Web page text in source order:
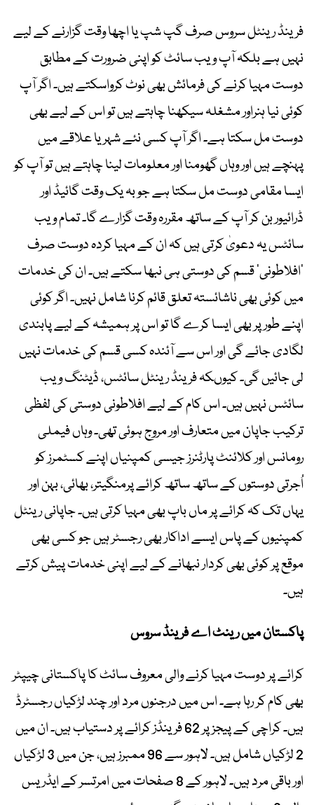
فرینڈ رینٹل سروس صرف گپ شپ یا اچھا وقت گزارنے کے لیے
نہیں ہے بلکہ آپ ویب سائٹ کو اپنی ضرورت کے مطابق
دوست مہیا کرنے کی فرمائش بھی نوٹ کرواسکتے ہیں۔ اگر آپ
کوئی نیا ہنراور مشغلہ سیکھنا چاہتے ہیں تو اس کے لیے بھی
دوست مل سکتا ہے۔ اگر آپ کسی نئے شہر یا علاقے میں
پہنچے ہیں اور وہاں گھومنا اور معلومات لینا چاہتے ہیں تو آپ کو
ایسا مقامی دوست مل سکتا ہے جو بہ یک وقت گائیڈ اور
ڈرائیور بن کر آپ کے ساتھ مقررہ وقت گزارے گا۔ تمام ویب
سائٹس یہ دعویٰ کرتی ہیں کہ ان کے مہیا کردہ دوست صرف
’افلاطونی‘ قسم کی دوستی ہی نبھا سکتے ہیں۔ ان کی خدمات
میں کوئی بھی ناشائستہ تعلق قائم کرنا شامل نہیں۔ اگر کوئی
اپنے طور پر بھی ایسا کرے گا تو اس پر ہمیشہ کے لیے پابندی
لگادی جائے گی اور اس سے آئندہ کسی قسم کی خدمات نہیں
لی جائیں گی۔ کیوںکہ فرینڈ رینٹل سائٹس، ڈیٹنگ ویب
سائٹس نہیں ہیں۔ اس کام کے لیے افلاطونی دوستی کی لفظی
ترکیب جاپان میں متعارف اور مروج ہوئی تھی۔ وہاں فیملی
رومانس اور کلائنٹ پارٹنرز جیسی کمپنیاں اپنے کسٹمرز کو
اُجرتی دوستوں کے ساتھ ساتھ کرائے پرمنگیتر، بھائی، بہن اور
یہاں تک کہ کرائے پر ماں باپ بھی مہیا کرتی ہیں۔ جاپانی رینٹل
کمپنیوں کے پاس ایسے اداکار بھی رجسٹر ہیں جو کسی بھی
موقع پر کوئی بھی کردار نبھانے کے لیے اپنی خدمات پیش کرتے
ہیں۔
پاکستان میں رینٹ اے فرینڈ سروس
کرائے پر دوست مہیا کرنے والی معروف سائٹ کا پاکستانی چیپٹر
بھی کام کر رہا ہے۔ اس میں درجنوں مرد اور چند لڑکیاں رجسٹرڈ
ہیں۔ کراچی کے پیجز پر 62 فرینڈز کرائے پر دستیاب ہیں۔ ان میں
2 لڑکیاں شامل ہیں۔ لاہور سے 96 ممبرز ہیں، جن میں 3 لڑکیاں
اور باقی مرد ہیں۔ لاہور کے 8 صفحات میں امرتسر کے ایڈریس